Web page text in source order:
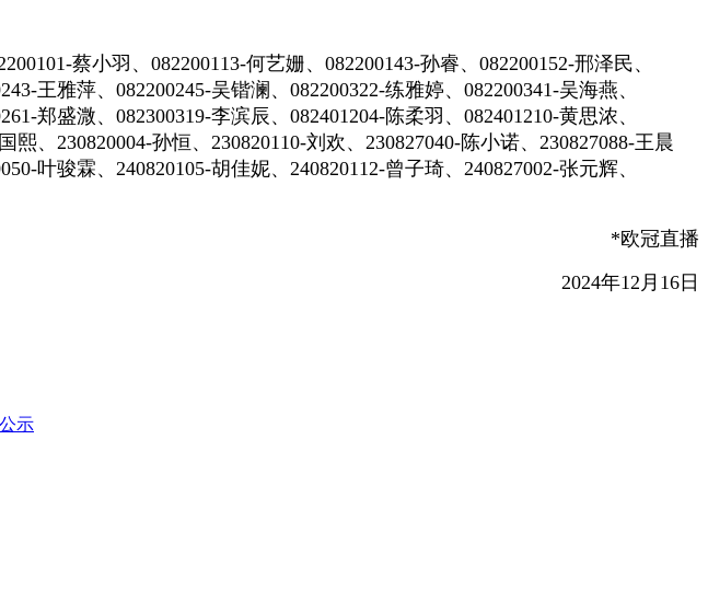
蔡小羽、082200113-何艺姗、082200143-孙睿、082200152-邢泽民、
王雅萍、082200245-吴锴澜、082200322-练雅婷、082200341-吴海燕、
郑盛溦、082300319-李滨辰、082401204-陈柔羽、082401210-黄思浓、
、230820004-孙恒、230820110-刘欢、230827040-陈小诺、230827088-王晨
叶骏霖、240820105-胡佳妮、240820112-曾子琦、240827002-张元辉、
*欧冠直播
2024年12月16日
示